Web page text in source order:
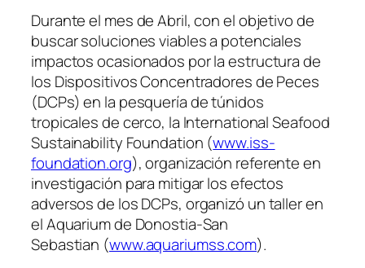
Durante el mes de Abril, con el objetivo de
buscar soluciones viables a potenciales
impactos ocasionados por la estructura de
los Dispositivos Concentradores de Peces
(DCPs) en la pesquería de túnidos
tropicales de cerco, la International Seafood
Sustainability Foundation (www.iss-
foundation.org), organización referente en
investigación para mitigar los efectos
adversos de los DCPs, organizó un taller en
el Aquarium de Donostia-San
Sebastian (www.aquariumss.com).